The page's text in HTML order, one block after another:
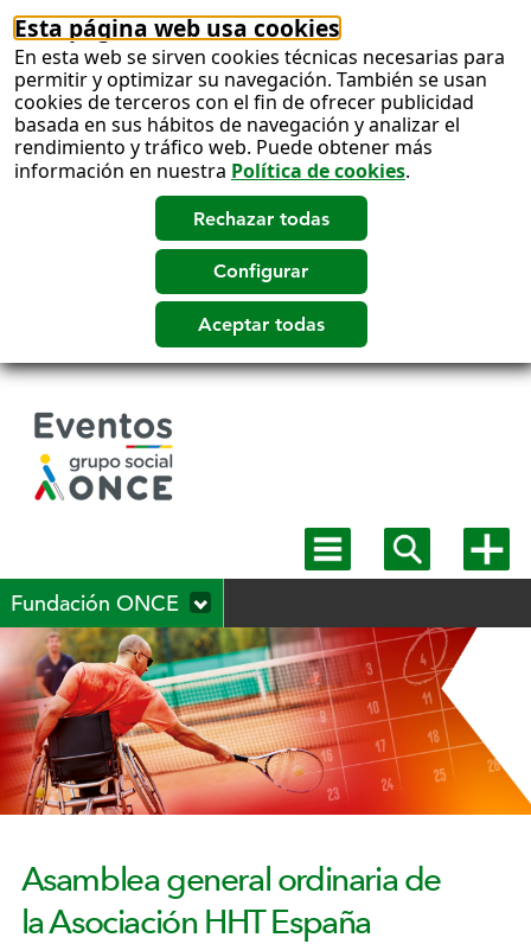
Esta página web usa cookies
En esta web se sirven cookies técnicas necesarias para
permitir y optimizar su navegación. También se usan
cookies de terceros con el fin de ofrecer publicidad
basada en sus hábitos de navegación y analizar el
rendimiento y tráfico web. Puede obtener más
información en nuestra Política de cookies.
Mostrar
menú
Mostrar
buscadormás
Fundación ONCE
Asamblea general ordinaria de
la Asociación HHT España